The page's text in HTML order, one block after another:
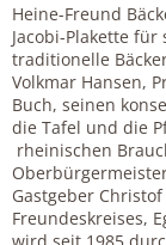
Heine-Freund
Jacobi-Plakette
traditionelle
Volkmar Hansen,
Buch, seinen
die Tafel und die
rheinischen
Gastgeber
Freundeskreises,